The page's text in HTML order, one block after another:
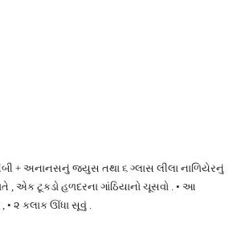
+ અનાનસનું જ્યુસ તથા ૬ ગ્લાસ લીલા નાળિયેરનું
, એક ટૂકડો હળદરના ગાંઠિયાનો ચૂસવો . • આ
• ૨ કલાક ઊંધા સૂવું .